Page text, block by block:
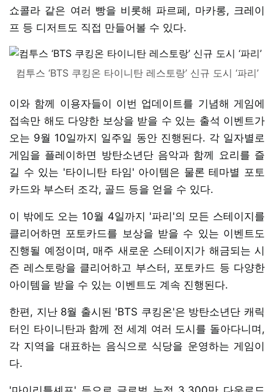
쇼콜라 같은 여러 빵을 비롯해 파르페, 마카롱, 크레이
프 등 디저트도 직접 만들어볼 수 있다.
컴투스 ‘BTS 쿠킹온 타이니탄 레스토랑’ 신규 도시 ‘파리’
이와 함께 이용자들이 이번 업데이트를 기념해 게임에
접속만 해도 다양한 보상을 받을 수 있는 출석 이벤트가
오는 9월 10일까지 일주일 동안 진행된다. 각 일자별로
게임을 플레이하면 방탄소년단 음악과 함께 요리를 즐
길 수 있는 '타이니탄 타임' 아이템은 물론 테마별 포토
카드와 부스터 조각, 골드 등을 얻을 수 있다.
이 밖에도 오는 10월 4일까지 '파리'의 모든 스테이지를
클리어하면 포토카드를 보상을 받을 수 있는 이벤트도
진행될 예정이며, 매주 새로운 스테이지가 해금되는 시
즌 레스토랑을 클리어하고 부스터, 포토카드 등 다양한
아이템을 받을 수 있는 이벤트도 계속 진행된다.
한편, 지난 8월 출시된 'BTS 쿠킹온'은 방탄소년단 캐릭
터인 타이니탄과 함께 전 세계 여러 도시를 돌아다니며,
각 지역을 대표하는 음식으로 식당을 운영하는 게임이
다.